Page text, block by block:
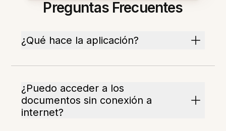
Preguntas Frecuentes
¿Qué hace la aplicación?
¿Puedo acceder a los
documentos sin conexión a
internet?